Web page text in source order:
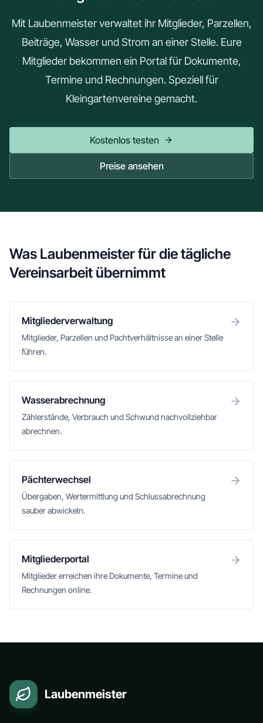
Mit Laubenmeister verwaltet ihr Mitglieder, Parzellen,
Beiträge, Wasser und Strom an einer Stelle. Eure
Mitglieder bekommen ein Portal für Dokumente,
Termine und Rechnungen. Speziell für
Kleingartenvereine gemacht.
Kostenlos testen
Preise ansehen
Was Laubenmeister für die tägliche
Vereinsarbeit übernimmt
Mitgliederverwaltung
Mitglieder, Parzellen und Pachtverhältnisse an einer Stelle
führen.
Wasserabrechnung
Zählerstände, Verbrauch und Schwund nachvollziehbar
abrechnen.
Pächterwechsel
Übergaben, Wertermittlung und Schlussabrechnung
sauber abwickeln.
Mitgliederportal
Mitglieder erreichen ihre Dokumente, Termine und
Rechnungen online.
Laubenmeister